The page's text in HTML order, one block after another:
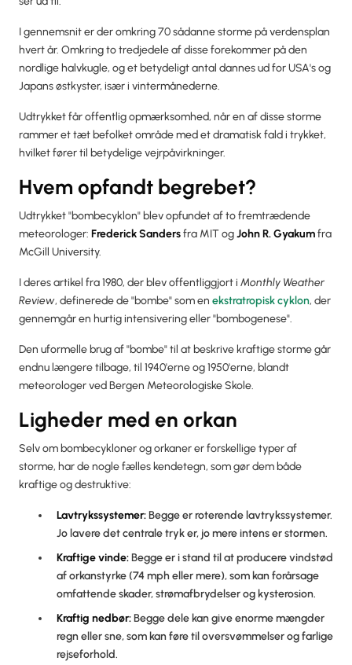
I gennemsnit er der omkring 70 sådanne storme på verdensplan
hvert år. Omkring to tredjedele af disse forekommer på den
nordlige halvkugle, og et betydeligt antal dannes ud for USA's og
Japans østkyster, især i vintermånederne.
Udtrykket får offentlig opmærksomhed, når en af disse storme
rammer et tæt befolket område med et dramatisk fald i trykket,
hvilket fører til betydelige vejrpåvirkninger.
Hvem opfandt begrebet?
Udtrykket "bombecyklon" blev opfundet af to fremtrædende
meteorologer: Frederick Sandersfra MIT ogJohn R. Gyakumfra
McGill University.
I deres artikel fra 1980, der blev offentliggjort i Monthly Weather
Review, definerede de "bombe" som en ekstratropisk cyklon, der
gennemgår en hurtig intensivering eller "bombogenese".
Den uformelle brug af "bombe" til at beskrive kraftige storme går
endnu længere tilbage, til 1940'erne og 1950'erne, blandt
meteorologer ved Bergen Meteorologiske Skole.
Ligheder med en orkan
Selv om bombecykloner og orkaner er forskellige typer af
storme, har de nogle fælles kendetegn, som gør dem både
kraftige og destruktive:
Lavtrykssystemer:Begge er roterende lavtrykssystemer.
Jo lavere det centrale tryk er, jo mere intens er stormen.
Kraftige vinde:Begge er i stand til at producere vindstød
af orkanstyrke (74 mph eller mere), som kan forårsage
omfattende skader, strømafbrydelser og kysterosion.
Kraftig nedbør:Begge dele kan give enorme mængder
regn eller sne, som kan føre til oversvømmelser og farlige
rejseforhold.